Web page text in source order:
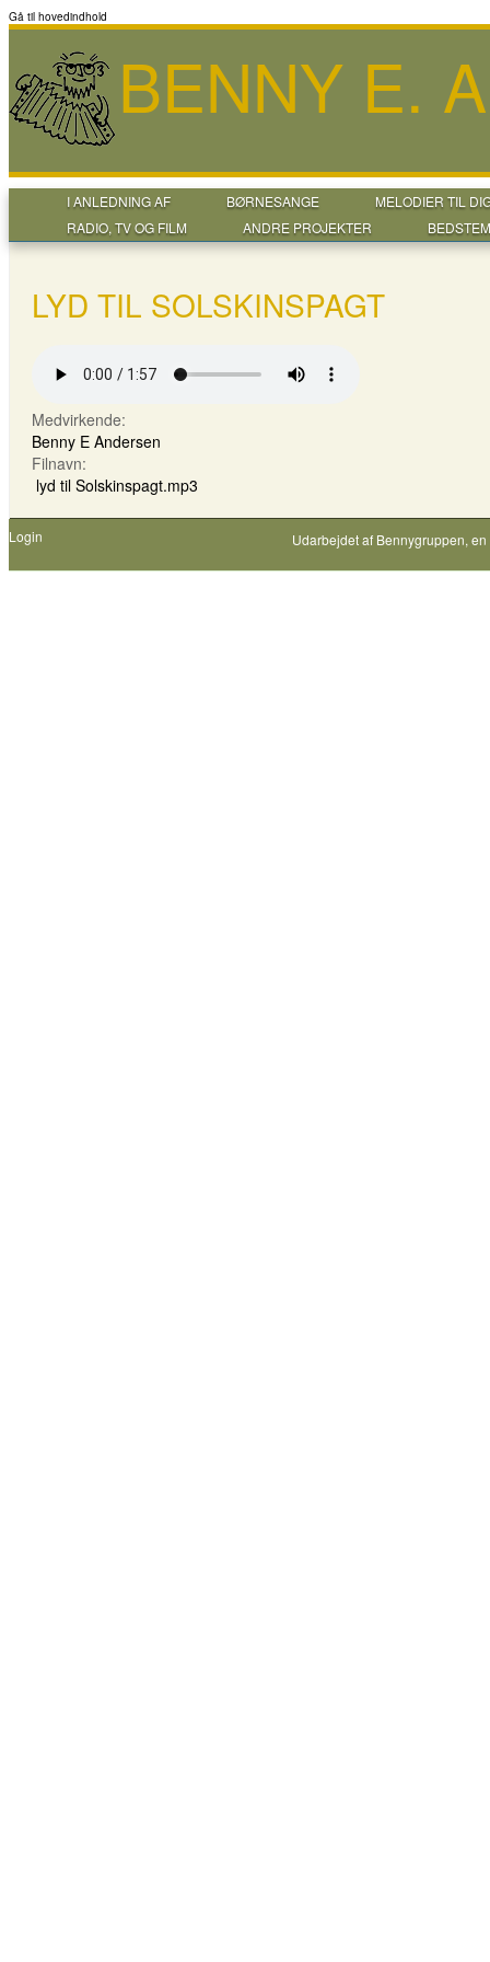
Gå til hovedindhold
BENNY E.
I ANLEDNING AF BØRNESANGE
MELODIER TIL
RADIO, TV OG FILM
ANDRE PROJEKTER
LYD TIL SOLSKINSPAGT
Medvirkende:
Benny E Andersen
Filnavn:
lyd til Solskinspagt.mp3
Login Udarbejdet af Bennygruppen,